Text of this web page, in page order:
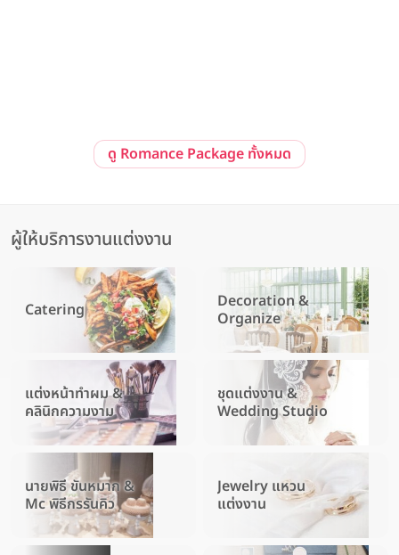
ดู Romance Package ทั้งหมด
ผู้ให้บริการงานแต่งงาน
Catering
Decoration &
Organize
แต่งหน้าทำผม &
คลินิกความงาม
ชุดแต่งงาน &
Wedding Studio
นายพิธี ขันหมาก &
Mc พิธีกรรันคิว
Jewelry แหวน
แต่งงาน